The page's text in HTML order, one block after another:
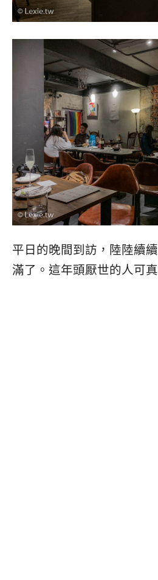
平日的晚間到訪，陸陸續
滿了。這年頭厭世的人可